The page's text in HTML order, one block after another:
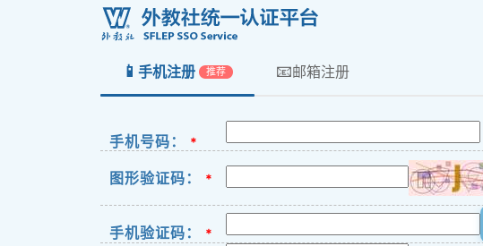
📱 手机注册 推荐 📧邮箱注册
手机号码： *
图形验证码： *
手机验证码： *